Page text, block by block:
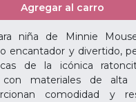
Agregar al carro
niña de Minnie
encantador y divertido,
de la icónica
con materiales de alta
comodidad y